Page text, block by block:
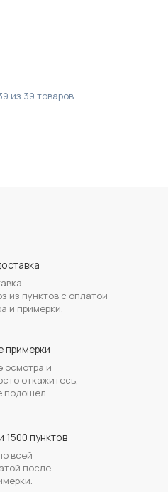
из 39 товаров
из пунктов с оплатой
и примерки.
примерки
осмотра и
откажитесь,
подошел.
1500 пунктов
всей
после